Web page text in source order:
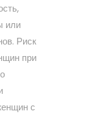
или
Риск
при
с